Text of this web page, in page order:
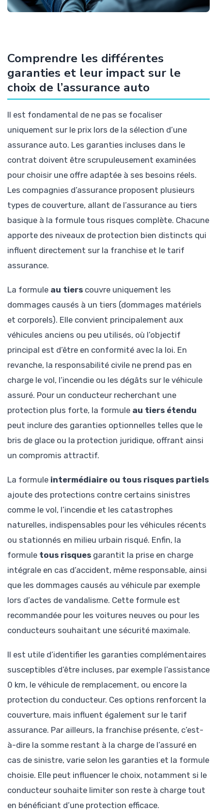
Comprendre les différentes
garanties et leur impact sur le
choix de l’assurance auto
Il est fondamental de ne pas se focaliser
uniquement sur le prix lors de la sélection d’une
assurance auto. Les garanties incluses dans le
contrat doivent être scrupuleusement examinées
pour choisir une offre adaptée à ses besoins réels.
Les compagnies d’assurance proposent plusieurs
types de couverture, allant de l’assurance au tiers
basique à la formule tous risques complète. Chacune
apporte des niveaux de protection bien distincts qui
influent directement sur la franchise et le tarif
assurance.
La formule au tiers couvre uniquement les
dommages causés à un tiers (dommages matériels
et corporels). Elle convient principalement aux
véhicules anciens ou peu utilisés, où l’objectif
principal est d’être en conformité avec la loi. En
revanche, la responsabilité civile ne prend pas en
charge le vol, l’incendie ou les dégâts sur le véhicule
assuré. Pour un conducteur recherchant une
protection plus forte, la formule au tiers étendu
peut inclure des garanties optionnelles telles que le
bris de glace ou la protection juridique, offrant ainsi
un compromis attractif.
La formule intermédiaire ou tous risques partiels
ajoute des protections contre certains sinistres
comme le vol, l’incendie et les catastrophes
naturelles, indispensables pour les véhicules récents
ou stationnés en milieu urbain risqué. Enfin, la
formule tous risques garantit la prise en charge
intégrale en cas d’accident, même responsable, ainsi
que les dommages causés au véhicule par exemple
lors d’actes de vandalisme. Cette formule est
recommandée pour les voitures neuves ou pour les
conducteurs souhaitant une sécurité maximale.
Il est utile d’identifier les garanties complémentaires
susceptibles d’être incluses, par exemple l’assistance
0 km, le véhicule de remplacement, ou encore la
protection du conducteur. Ces options renforcent la
couverture, mais influent également sur le tarif
assurance. Par ailleurs, la franchise présente, c’est-
à-dire la somme restant à la charge de l’assuré en
cas de sinistre, varie selon les garanties et la formule
choisie. Elle peut influencer le choix, notamment si le
conducteur souhaite limiter son reste à charge tout
en bénéficiant d’une protection efficace.